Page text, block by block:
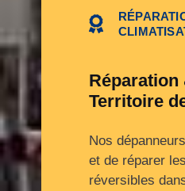
Réparation
Territoire
Nos
et de réparer
réversibles